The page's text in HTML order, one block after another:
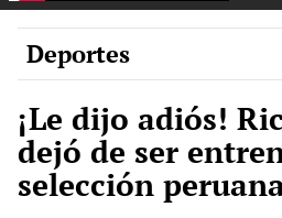
Deportes
¡Le dijo adiós!
dejó de ser
selección